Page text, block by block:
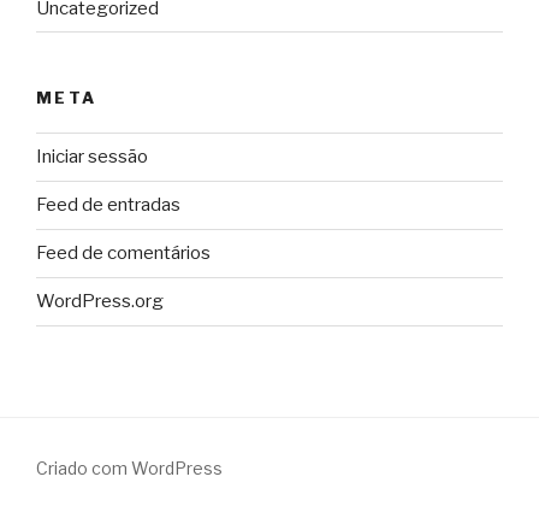
Uncategorized
META
Iniciar sessão
Feed de entradas
Feed de comentários
WordPress.org
Criado com WordPress